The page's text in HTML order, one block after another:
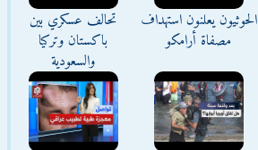
الحوثيون يعلنون استهداف
مصفاة أرامكو
تحالف عسكري بين
باكستان وتركيا
والسعودية